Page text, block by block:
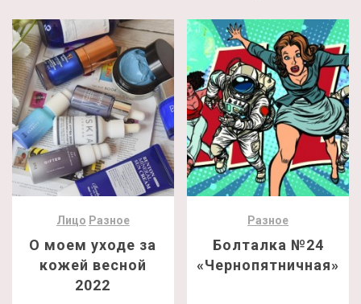
Лицо Разное
О моем уходе за
кожей весной
2022
Разное
Болталка №24
«Чернопятничная»